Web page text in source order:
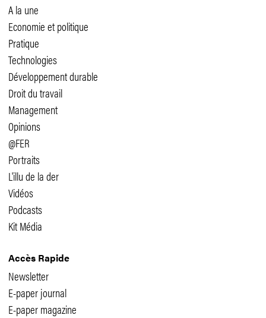
A la une
Economie et politique
Pratique
Technologies
Développement durable
Droit du travail
Management
Opinions
@FER
Portraits
L'illu de la der
Vidéos
Podcasts
Kit Média
Accès Rapide
Newsletter
E-paper journal
E-paper magazine